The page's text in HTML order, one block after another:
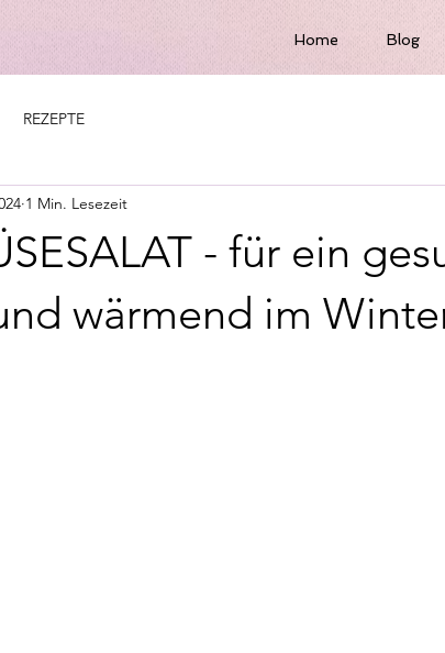
Home Blog
REZEPTE
- für ein
wärmend im
1 Min. Lesezeit